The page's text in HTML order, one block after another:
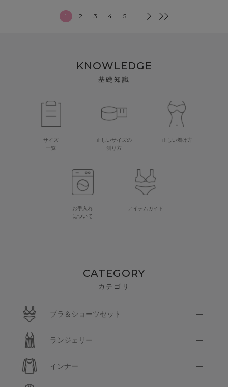
1 2 3 4 5
KNOWLEDGE
基礎知識
サイズ
一覧
正しいサイズの
測り方
正しい着け方
お手入れ
について
アイテムガイド
CATEGORY
カテゴリ
ブラ＆ショーツセット
ランジェリー
インナー